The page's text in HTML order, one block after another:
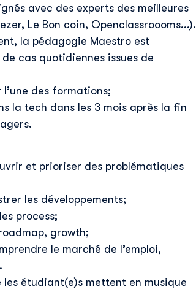
avec des experts des meilleures
Le Bon coin, Openclassroooms...).
la pédagogie Maestro est
cas quotidiennes issues de
des formations;
la tech dans les 3 mois après la fin
et prioriser des problématiques
les développements;
process;
growth;
le marché de l’emploi,
étudiant(e)s mettent en musique